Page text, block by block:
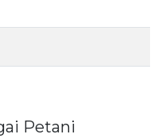
Petani